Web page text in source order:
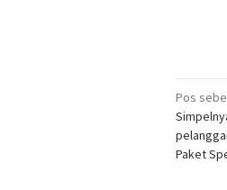
pos
Pos
Paket